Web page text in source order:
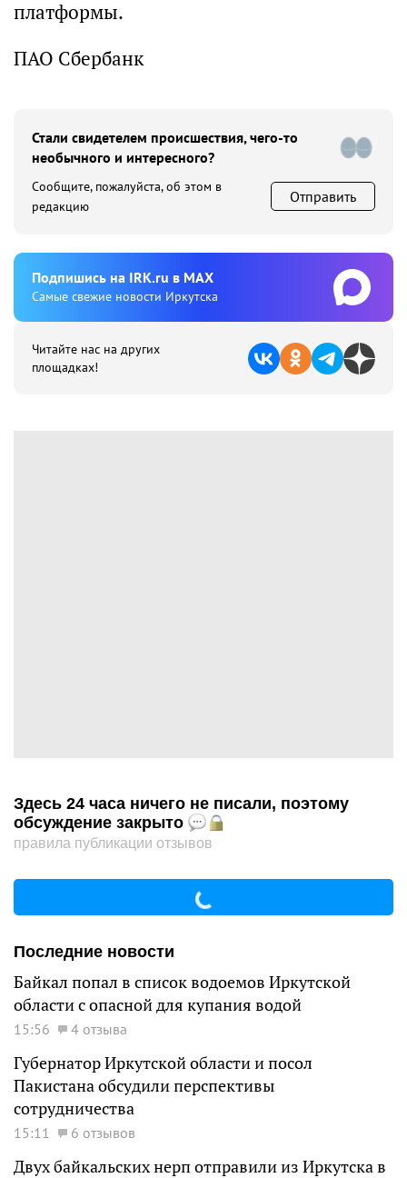
платформы.
ПАО Сбербанк
Стали свидетелем происшествия, чего-то
необычного и интересного?
Сообщите, пожалуйста, об этом в
редакцию
Отправить
Подпишиcь на IRK.ru в MAX
Cамые свежие новости Иркутска
Читайте нас на других
площадках!
Здесь 24 часа ничего не писали, поэтому
обсуждение закрыто
правила публикации отзывов
Последние новости
Байкал попал в список водоемов Иркутской
области с опасной для купания водой
15:56 4 отзыва
Губернатор Иркутской области и посол
Пакистана обсудили перспективы
сотрудничества
15:11 6 отзывов
Двух байкальских нерп отправили из Иркутска в